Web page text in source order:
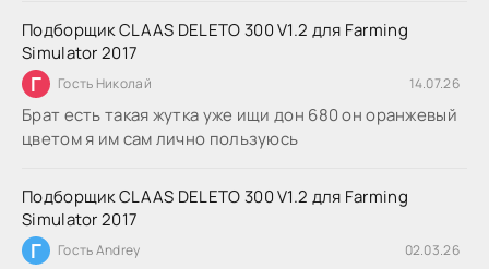
Подборщик CLAAS DELETO 300 V1.2 для Farming
Simulator 2017
Г Гость Николай 14.07.26
Брат есть такая жутка уже ищи дон 680 он оранжевый
цветом я им сам лично пользуюсь
Подборщик CLAAS DELETO 300 V1.2 для Farming
Simulator 2017
Г Гость Andrey 02.03.26